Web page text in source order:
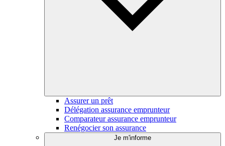
Assurer un prêt
Délégation assurance emprunteur
Comparateur assurance emprunteur
Renégocier son assurance
Je m'informe